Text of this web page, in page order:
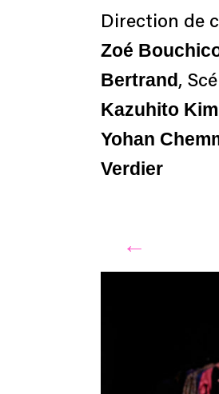
Direction de
Zoé
Bertrand,
Kazuhito
Yohan
Verdier